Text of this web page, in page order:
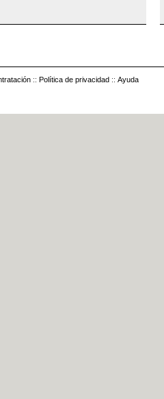
:: Política de privacidad :: Ayuda